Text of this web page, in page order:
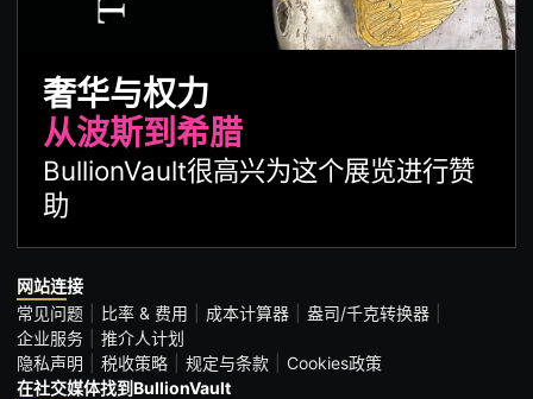
奢华与权力
从波斯到希腊
BullionVault很高兴为这个展览进行赞
助
网站连接
常见问题
比率 & 费用 成本计算器
盎司/千克转换器
企业服务
推介人计划
隐私声明
税收策略 规定与条款
Cookies政策
在社交媒体找到BullionVault